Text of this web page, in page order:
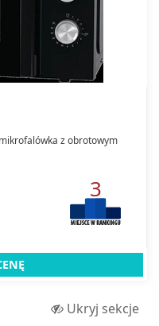
z obrotowym
3
Ukryj sekcje